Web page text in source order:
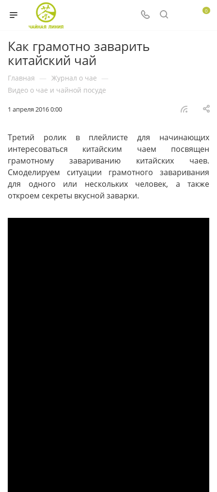
0
Как грамотно заварить
китайский чай
Главная — Журнал о чае —
Видео о чае и чайной посуде
1 апреля 2016 0:00
Третий ролик в плейлисте для начинающих
интересоваться китайским чаем посвящен
грамотному завариванию китайских чаев.
Смоделируем ситуации грамотного заваривания
для одного или нескольких человек, а также
откроем секреты вкусной заварки.